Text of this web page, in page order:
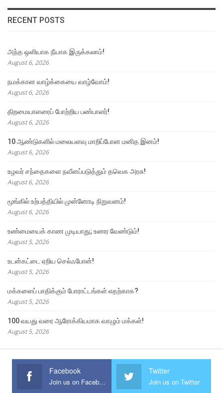
RECENT POSTS
அந்த ஒளியாக நீயாக இருக்கலாம்!
August 6, 2026
நமக்கான வாழ்க்கையை வாழ்வோம்!
August 6, 2026
திறமையாளரைப் போற்றிய பண்பாளர்!
August 6, 2026
10 ஆண்டுகளில் மலையளவு மாறிப்போன மனித இனம்!
August 6, 2026
உழவர் சந்தைகளை நவீனப்படுத்தும் தவெக அரசு!
August 6, 2026
மூங்கில் உற்பத்தியில் முன்னோடி நிறுவனம்!
August 6, 2026
உண்மையைக் காண முடியாது; உணர வேண்டும்!
August 5, 2026
உடன்கட்டை ஏறிய செல்ஃபோன்!
August 5, 2026
மக்களைப் பாதிக்கும் போராட்டங்கள் எதற்காக?
August 5, 2026
100 வயது வரை ஆரோக்கியமாக வாழும் மக்கள்!
August 5, 2026
Facebook
Join us on Facebook
Twitter
Join us on Twitter